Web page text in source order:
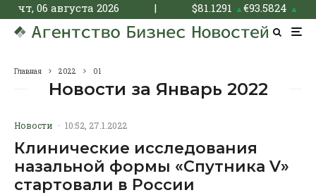
чт, 06 августа 2026 | $81.1291 ▲€93.5824 ▲
Главная 2022 01
Новости за Январь 2022
Новости · 10:52, 27.1.2022
Клинические исследования
назальной формы «Спутника V»
стартовали в России